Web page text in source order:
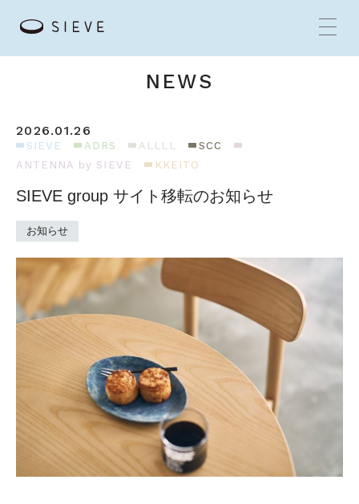
HOME
PRODUCTS
NEWS
SHOP
STOCK
CONTACT
CATALOG
ONLINE STORE
NEWS
2026.01.26
SIEVE ADRS ALLLL
SCC
ANTENNA by SIEVE
KKEITO
SIEVE group サイト移転のお知らせ
お知らせ